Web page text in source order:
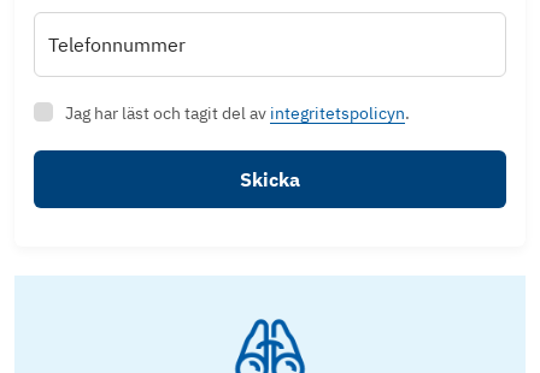
Telefonnummer
Jag har läst och tagit del av integritetspolicyn.
Skicka